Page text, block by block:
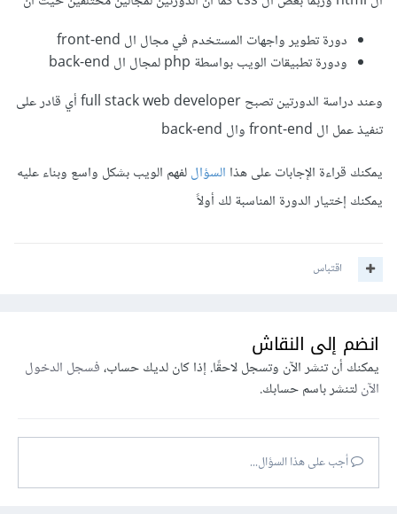
دورة تطوير واجهات المستخدم في مجال ال front-end
ودورة تطبيقات الويب بواسطة php لمجال ال back-end
وعند دراسة الدورتين تصبح full stack web developer أي قادر على
تنفيذ عمل ال front-end وال back-end
يمكنك قراءة الإجابات على هذا السؤاللفهم الويب بشكل واسع وبناء عليه
يمكنك إختيار الدورة المناسبة لك أولاً
اقتباس
انضم إلى النقاش
يمكنك أن تنشر الآن وتسجل لاحقًا. إذا كان لديك حساب،فسجل الدخول
الآنلتنشر باسم حسابك.
أجب على هذا السؤال...